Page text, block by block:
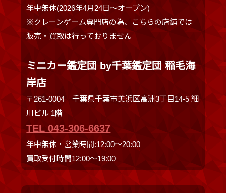
年中無休(2026年4月24日～オープン)
※クレーンゲーム専門店の為、こちらの店舗では
販売・買取は行っておりません
ミニカー鑑定団 by千葉鑑定団 稲毛海
岸店
〒261-0004 千葉県千葉市美浜区高洲3丁目14-5 細
川ビル 1階
TEL 043-306-6637
年中無休・営業時間:12:00〜20:00
買取受付時間12:00〜19:00